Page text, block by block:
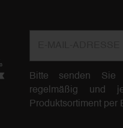
Bitte senden
regelmäßig und
Produktsortiment per